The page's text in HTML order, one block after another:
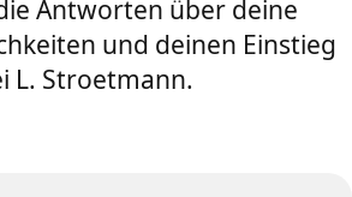
Antworten über deine
und deinen Einstieg
L. Stroetmann.